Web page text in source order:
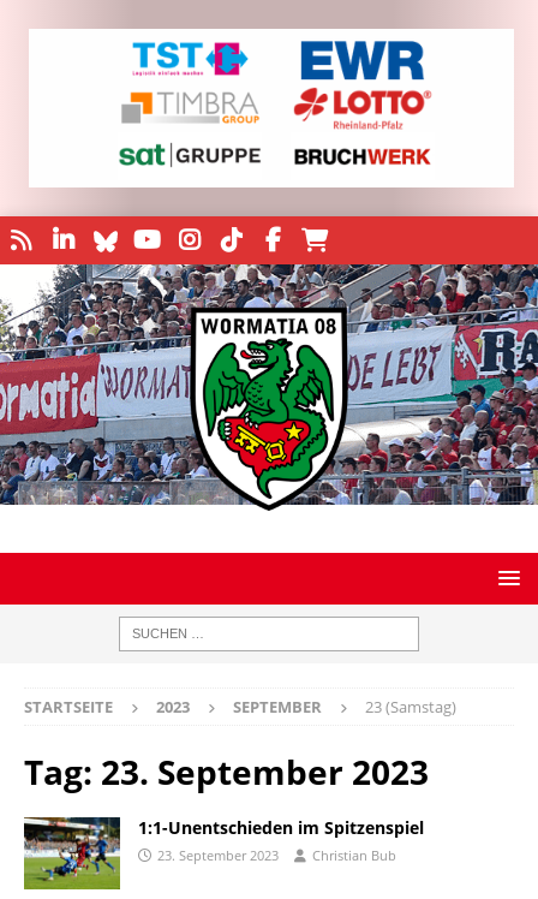
STARTSEITE 2023 SEPTEMBER 23 (Samstag)
Tag: 23. September 2023
1:1-Unentschieden im Spitzenspiel
23. September 2023 Christian Bub